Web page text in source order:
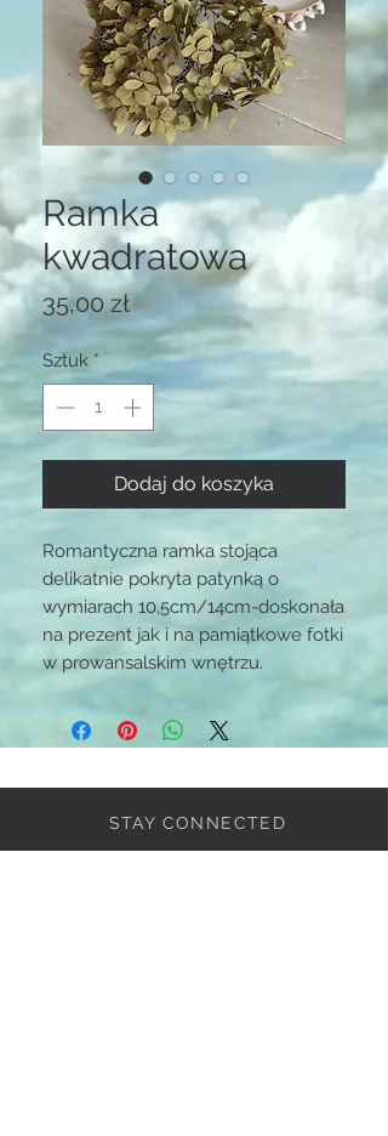
Ramka
kwadratowa
35,00 złCena
Sztuk *
Dodaj do koszyka
Romantyczna ramka stojąca
delikatnie pokryta patynką o
wymiarach 10,5cm/14cm-doskonała
na prezent jak i na pamiątkowe fotki
w prowansalskim wnętrzu.
STAY CONNECTED